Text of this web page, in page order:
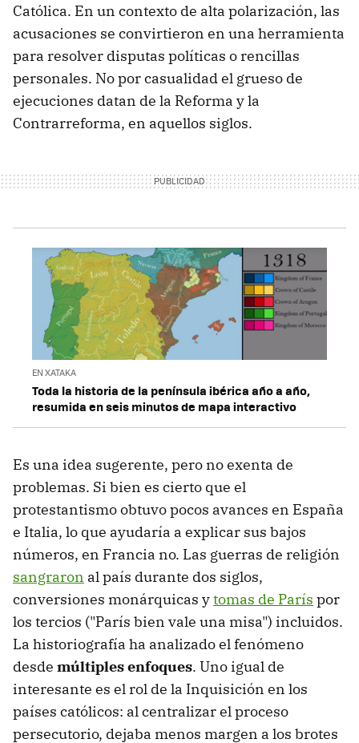
Católica. En un contexto de alta polarización, las
acusaciones se convirtieron en una herramienta
para resolver disputas políticas o rencillas
personales. No por casualidad el grueso de
ejecuciones datan de la Reforma y la
Contrarreforma, en aquellos siglos.
EN XATAKA
Toda la historia de la península ibérica año a año,
resumida en seis minutos de mapa interactivo
Es una idea sugerente, pero no exenta de
problemas. Si bien es cierto que el
protestantismo obtuvo pocos avances en España
e Italia, lo que ayudaría a explicar sus bajos
números, en Francia no. Las guerras de religión
sangraron al país durante dos siglos,
conversiones monárquicas ytomas de París por
los tercios ("París bien vale una misa") incluidos.
La historiografía ha analizado el fenómeno
desde múltiples enfoques. Uno igual de
interesante es el rol de la Inquisición en los
países católicos: al centralizar el proceso
persecutorio, dejaba menos margen a los brotes